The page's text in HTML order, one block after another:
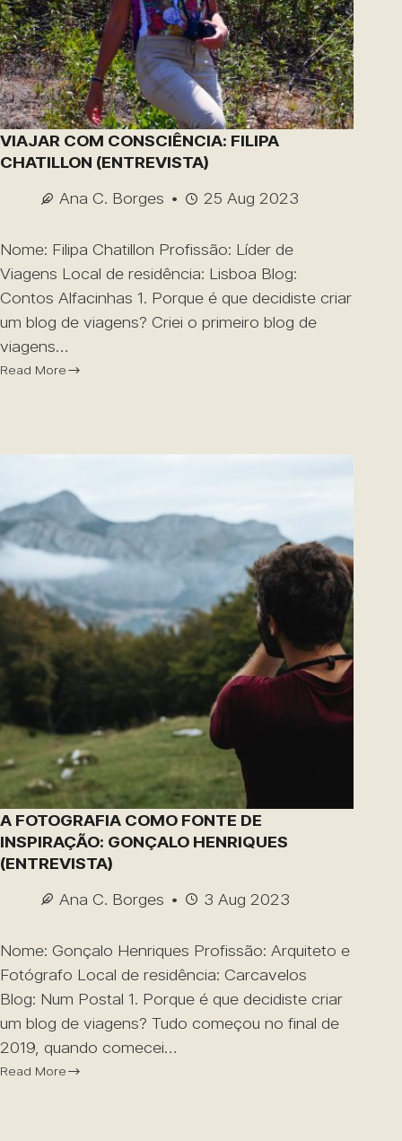
VIAJAR COM CONSCIÊNCIA: FILIPA
CHATILLON (ENTREVISTA)
Ana C. Borges
25 Aug 2023
Nome: Filipa Chatillon Profissão: Líder de
Viagens Local de residência: Lisboa Blog:
Contos Alfacinhas 1. Porque é que decidiste criar
um blog de viagens? Criei o primeiro blog de
viagens…
Read More
A FOTOGRAFIA COMO FONTE DE
INSPIRAÇÃO: GONÇALO HENRIQUES
(ENTREVISTA)
Ana C. Borges
3 Aug 2023
Nome: Gonçalo Henriques Profissão: Arquiteto e
Fotógrafo Local de residência: Carcavelos
Blog: Num Postal 1. Porque é que decidiste criar
um blog de viagens? Tudo começou no final de
2019, quando comecei…
Read More